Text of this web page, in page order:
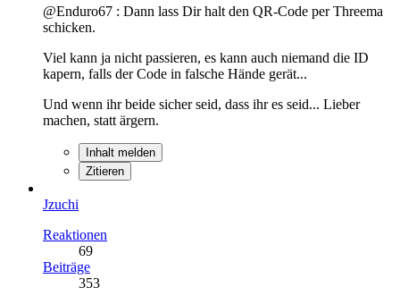
@Enduro67 : Dann lass Dir halt den QR-Code per Threema
schicken.
Viel kann ja nicht passieren, es kann auch niemand die ID
kapern, falls der Code in falsche Hände gerät...
Und wenn ihr beide sicher seid, dass ihr es seid... Lieber
machen, statt ärgern.
Inhalt melden
Zitieren
Jzuchi
Reaktionen
69
Beiträge
353